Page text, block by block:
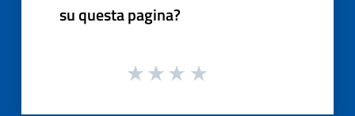
su questa pagina?